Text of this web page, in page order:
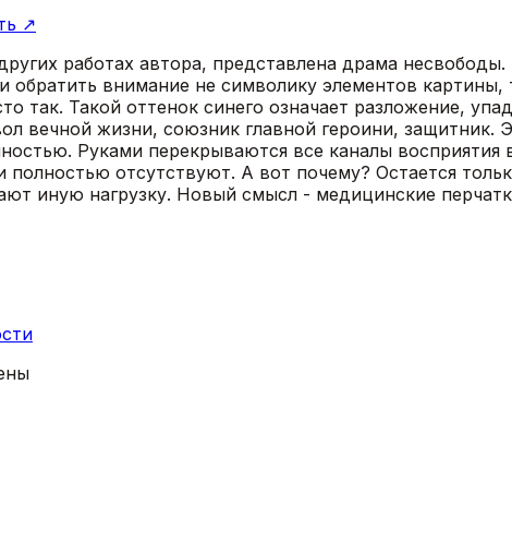
↗
работах автора, представлена драма
обратить внимание не символику элементов
так. Такой оттенок синего означает разложение,
вечной жизни, союзник главной героини,
Руками перекрываются все каналы восприятия
полностью отсутствуют. А вот почему? Остается
иную нагрузку. Новый смысл - медицинские